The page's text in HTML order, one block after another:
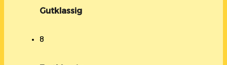
Gutklassig
8